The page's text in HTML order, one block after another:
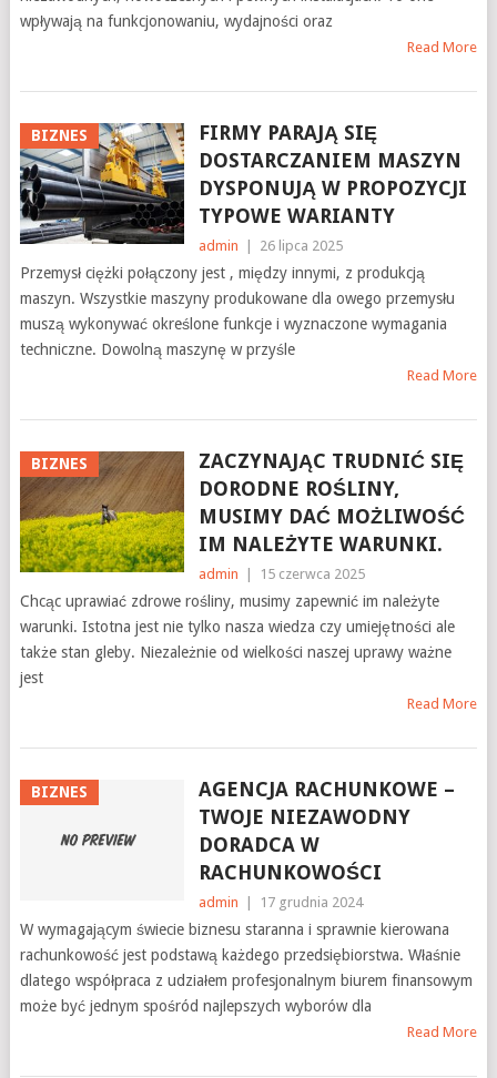
wpływają na funkcjonowaniu, wydajności oraz
Read More
BIZNES
FIRMY PARAJĄ SIĘ
DOSTARCZANIEM MASZYN
DYSPONUJĄ W PROPOZYCJI
TYPOWE WARIANTY
admin 26 lipca 2025
Przemysł ciężki połączony jest , między innymi, z produkcją
maszyn. Wszystkie maszyny produkowane dla owego przemysłu
muszą wykonywać określone funkcje i wyznaczone wymagania
techniczne. Dowolną maszynę w przyśle
Read More
BIZNES
ZACZYNAJĄC TRUDNIĆ SIĘ
DORODNE ROŚLINY,
MUSIMY DAĆ MOŻLIWOŚĆ
IM NALEŻYTE WARUNKI.
admin 15 czerwca 2025
Chcąc uprawiać zdrowe rośliny, musimy zapewnić im należyte
warunki. Istotna jest nie tylko nasza wiedza czy umiejętności ale
także stan gleby. Niezależnie od wielkości naszej uprawy ważne
jest
Read More
BIZNES
AGENCJA RACHUNKOWE –
TWOJE NIEZAWODNY
DORADCA W
RACHUNKOWOŚCI
admin 17 grudnia 2024
W wymagającym świecie biznesu staranna i sprawnie kierowana
rachunkowość jest podstawą każdego przedsiębiorstwa. Właśnie
dlatego współpraca z udziałem profesjonalnym biurem finansowym
może być jednym spośród najlepszych wyborów dla
Read More